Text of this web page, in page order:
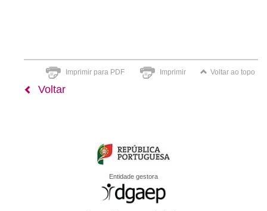
Imprimir para PDF Imprimir Voltar ao topo
Voltar
Entidade gestora